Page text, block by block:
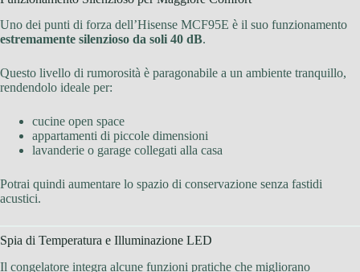
Uno dei punti di forza dell’Hisense MCF95E è il suo funzionamento
estremamente silenzioso da soli 40 dB.
Questo livello di rumorosità è paragonabile a un ambiente tranquillo,
rendendolo ideale per:
cucine open space
appartamenti di piccole dimensioni
lavanderie o garage collegati alla casa
Potrai quindi aumentare lo spazio di conservazione senza fastidi
acustici.
Spia di Temperatura e Illuminazione LED
Il congelatore integra alcune funzioni pratiche che migliorano